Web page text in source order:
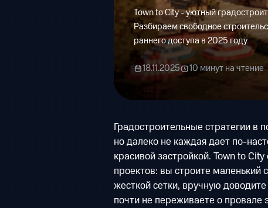
Town to City - уютный
Разбираем свободное
раннего доступа в 2025 году.
18.11.2025 10 минут на чтение
Градостроительные стратегии в
но далеко не каждая дает по-
красивой застройкой. Town to
проектов: вы строите маленький
жесткой сетки, вручную
почти не переживаете о провале